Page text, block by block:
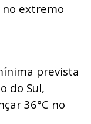
extremo
prevista
do Sul,
36°C no